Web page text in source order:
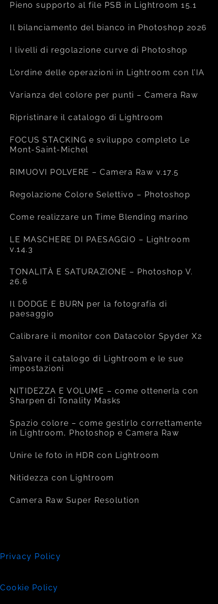
Pieno supporto al file PSB in Lightroom 15.1
Il bilanciamento del bianco in Photoshop 2026
I livelli di regolazione curve di Photoshop
L’ordine delle operazioni in Lightroom con l’IA
Varianza del colore per punti – Camera Raw
Ripristinare il catalogo di Lightroom
FOCUS STACKING e sviluppo completo Le
Mont-Saint-Michel
RIMUOVI POLVERE – Camera Raw v.17.5
Regolazione Colore Selettivo – Photoshop
Come realizzare un Time Blending marino
LE MASCHERE DI PAESAGGIO – Lightroom
v.14.3
TONALITÀ E SATURAZIONE – Photoshop V.
26.6
Il DODGE E BURN per la fotografia di
paesaggio
Calibrare il monitor con Datacolor Spyder X2
Salvare il catalogo di Lightroom e le sue
impostazioni
NITIDEZZA E VOLUME – come ottenerla con
Sharpen di Tonality Masks
Spazio colore – come gestirlo correttamente
in Lightroom, Photoshop e Camera Raw
Unire le foto in HDR con Lightroom
Nitidezza con Lightroom
Camera Raw Super Resolution
Privacy Policy
Cookie Policy